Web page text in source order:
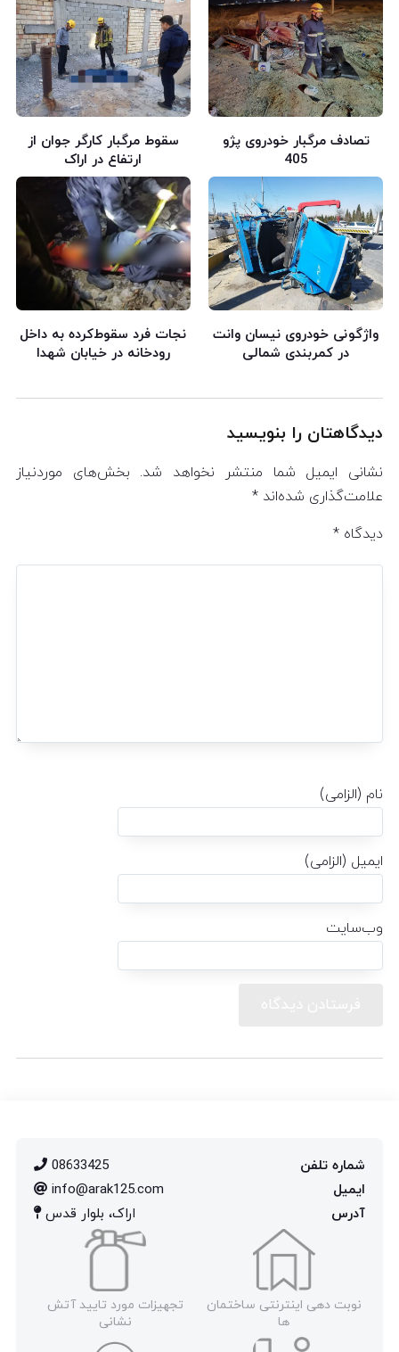
تصادف مرگبار خودروی پژو
405
سقوط مرگبار کارگر جوان از
ارتفاع در اراک
واژگونی خودروی نیسان وانت
در کمربندی شمالی
نجات فرد سقوط‌کرده به داخل
رودخانه در خیابان شهدا
دیدگاهتان را بنویسید
نشانی ایمیل شما منتشر نخواهد شد. بخش‌های موردنیاز
علامت‌گذاری شده‌اند *
دیدگاه *
نام (الزامی)
ایمیل (الزامی)
وب‌سایت
شماره تلفن
08633425
ایمیل
info@arak125.com
آدرس
اراک، بلوار قدس
نوبت دهی اینترنتی ساختمان
ها
تجهیزات مورد تایید آتش
نشانی